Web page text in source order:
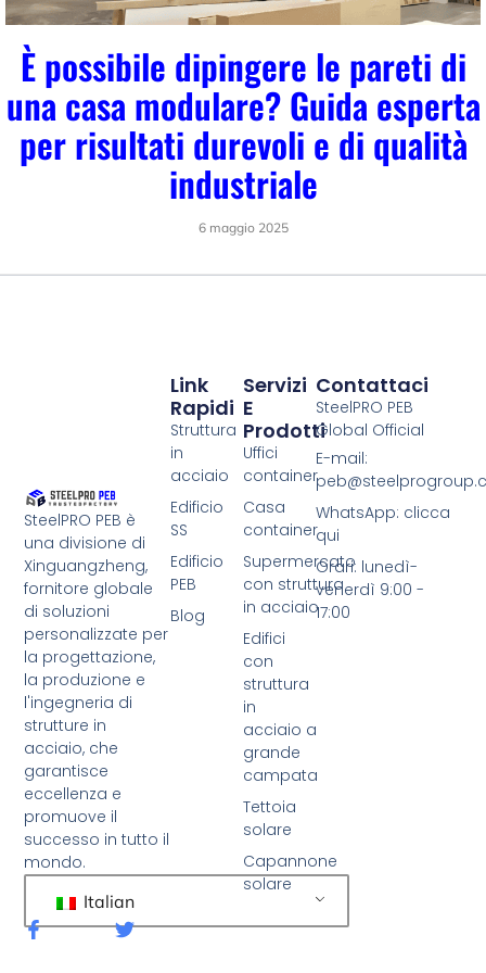
È possibile dipingere le pareti di
una casa modulare? Guida esperta
per risultati durevoli e di qualità
industriale
6 maggio 2025
SteelPRO PEB è
una divisione di
Xinguangzheng,
fornitore globale
di soluzioni
personalizzate per
la progettazione,
la produzione e
l'ingegneria di
strutture in
acciaio, che
garantisce
eccellenza e
promuove il
successo in tutto il
mondo.
Italian
F
a
C
Servizi
E
Prodotti
Uffici
container
Casa
container
Supermercato
con struttura
in acciaio
Edifici
con
struttura
in
acciaio a
grande
campata
Tettoia
solare
Capannone
solare
Link
Rapidi
Struttura
in
acciaio
Edificio
SS
Edificio
PEB
Blog
Contattaci
SteelPRO PEB
Global Official
E-mail:
WhatsApp: clicca
qui
Orari: lunedì-
venerdì 9:00 -
17:00